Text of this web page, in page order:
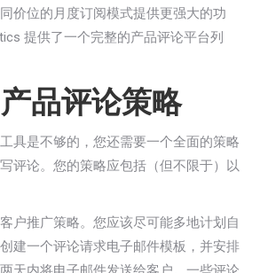
价位的月度订阅模式提供更强大的功
提供了一个完整的产品评论平台列
品评论策略
具是不够的，您还需要一个全面的策略
评论。您的策略应包括（但不限于）以
户推广策略。您应该尽可能多地计划自
建一个评论请求电子邮件模板，并安排